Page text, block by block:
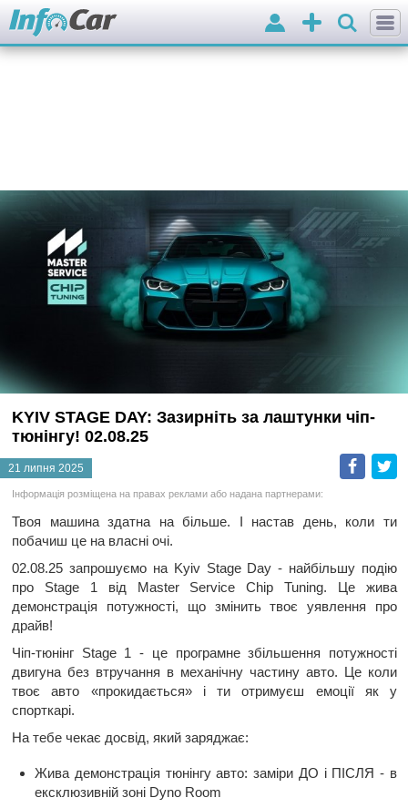
Додати
оголошення
Вхід
KYIV STAGE DAY: Зазирніть за лаштунки чіп-
тюнінгу! 02.08.25
21 липня 2025
Інформація розміщена на правах реклами або надана партнерами:
Твоя машина здатна на більше. І настав день, коли ти
побачиш це на власні очі.
02.08.25 запрошуємо на Kyiv Stage Day - найбільшу подію
про Stage 1 від Master Service Chip Tuning. Це жива
демонстрація потужності, що змінить твоє уявлення про
драйв!
Чіп-тюнінг Stage 1 - це програмне збільшення потужності
двигуна без втручання в механічну частину авто. Це коли
твоє авто «прокидається» і ти отримуєш емоції як у
спорткарі.
На тебе чекає досвід, який заряджає:
Жива демонстрація тюнінгу авто: заміри ДО і ПІСЛЯ - в
ексклюзивній зоні Dyno Room